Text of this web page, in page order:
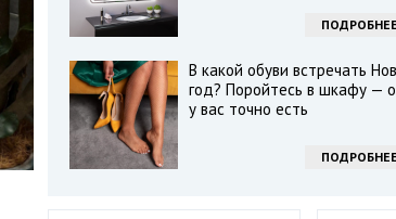
ПОДРОБНЕЕ
В какой обуви встречать
год? Поройтесь в шкафу —
у вас точно есть
ПОДРОБНЕЕ